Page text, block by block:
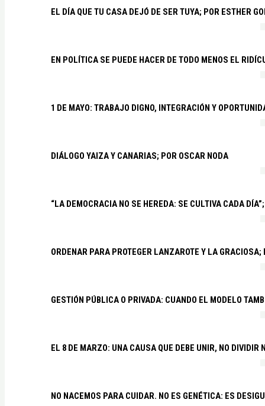
EL DÍA QUE TU CASA DEJÓ DE SER TUYA; POR ESTHER
EN POLÍTICA SE PUEDE HACER DE TODO MENOS EL
1 DE MAYO: TRABAJO DIGNO, INTEGRACIÓN Y
DIÁLOGO YAIZA Y CANARIAS; POR OSCAR NODA
“LA DEMOCRACIA NO SE HEREDA: SE CULTIVA CADA
ORDENAR PARA PROTEGER LANZAROTE Y LA
GESTIÓN PÚBLICA O PRIVADA: CUANDO EL MODELO
EL 8 DE MARZO: UNA CAUSA QUE DEBE UNIR, NO DIVIDIR
NO NACEMOS PARA CUIDAR. NO ES GENÉTICA: ES